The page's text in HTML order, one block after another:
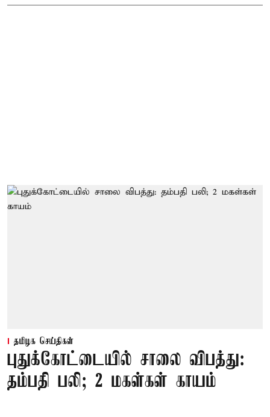
தமிழக செய்திகள்
புதுக்கோட்டையில் சாலை விபத்து:
தம்பதி பலி; 2 மகள்கள் காயம்